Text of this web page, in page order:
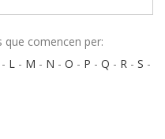
que comencen per:
- L - M - N - O - P - Q - R - S -